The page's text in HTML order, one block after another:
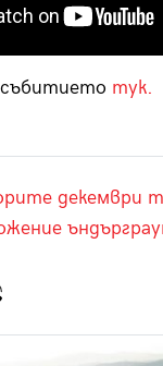
тук.
декември